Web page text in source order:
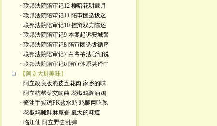
· 联邦法院陪审记12 柳暗花明戴月
· 联邦法院陪审记11 陪审团选拔迷
· 联邦法院陪审记10 控辩双方陈述
· 联邦法院陪审记9 本案起诉安城警
· 联邦法院陪审记8 陪审团选拔循序
· 联邦法院陪审记7 白爷爷法官细说
· 联邦法院陪审记6 陪审体系英译中
【阿立大厨美味】
· 阿立改良版脆皮五花肉 家乡的味
· 阿立杭帮菜交响曲 花椒鸡酱油鸡
· 酱油手撕鸡PK盐水鸡 鸡腿两吃孰
· 花椒鸡腿鲜麻咸香 夏天的味道
· 临江仙 阿立野史乱弹